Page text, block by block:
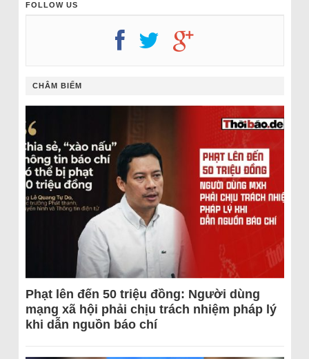
FOLLOW US
CHÂM BIẾM
Phạt lên đến 50 triệu đồng: Người dùng
mạng xã hội phải chịu trách nhiệm pháp lý
khi dẫn nguồn báo chí